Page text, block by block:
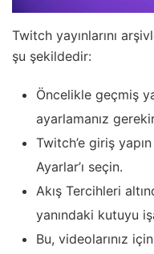
Twitch yayınlarını
şu şekildedir:
Öncelikle geçmiş
ayarlamanız
Twitch’e giriş
Ayarlar’ı seçin.
Akış Tercihleri
yanındaki kutuyu
Bu, videolarınız